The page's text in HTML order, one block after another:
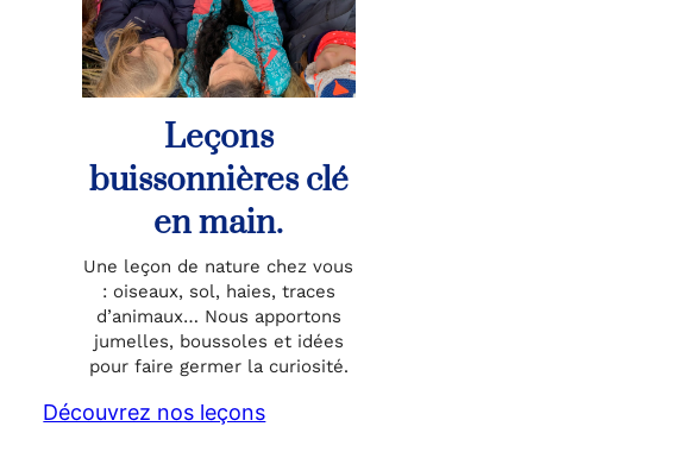
Leçons
buissonnières clé
en main.
Une leçon de nature chez vous
: oiseaux, sol, haies, traces
d’animaux… Nous apportons
jumelles, boussoles et idées
pour faire germer la curiosité.
Découvrez nos leçons